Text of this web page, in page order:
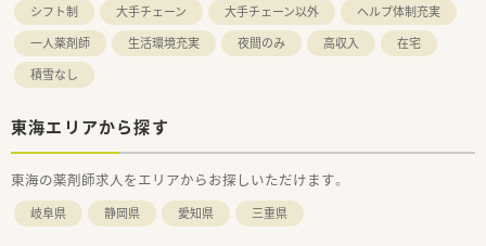
シフト制
大手チェーン 大手チェーン以外
ヘルプ体制充実
一人薬剤師
生活環境充実 夜間のみ 高収入
在宅
積雪なし
東海エリアから探す
東海の薬剤師求人をエリアからお探しいただけます。
岐阜県 静岡県 愛知県 三重県